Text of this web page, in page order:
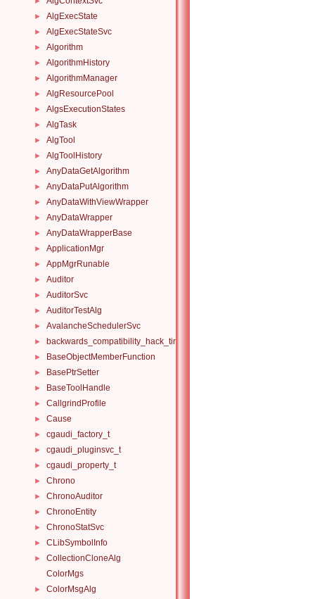
► AlgExecState
► AlgExecStateSvc
► Algorithm
► AlgorithmHistory
► AlgorithmManager
► AlgResourcePool
► AlgsExecutionStates
► AlgTask
► AlgTool
► AlgToolHistory
► AnyDataGetAlgorithm
► AnyDataPutAlgorithm
► AnyDataWithViewWrapper
► AnyDataWrapper
► AnyDataWrapperBase
► ApplicationMgr
► AppMgrRunable
► Auditor
► AuditorSvc
► AuditorTestAlg
► AvalancheSchedulerSvc
► backwards_compatibility_hack_time_timespan
► BaseObjectMemberFunction
► BasePtrSetter
► BaseToolHandle
► CallgrindProfile
► Cause
► cgaudi_factory_t
► cgaudi_pluginsvc_t
► cgaudi_property_t
► Chrono
► ChronoAuditor
► ChronoEntity
► ChronoStatSvc
► CLibSymbolInfo
►
CollectionCloneAlg
ColorMgs
► ColorMsgAlg